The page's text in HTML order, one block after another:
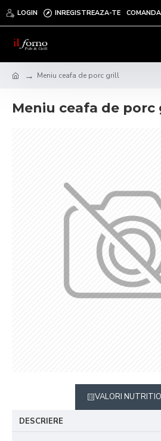
LOGIN INREGISTREAZA-TE
Meniu ceafa de porc grill
Meniu ceafa de porc
VALORI
DESCRIERE